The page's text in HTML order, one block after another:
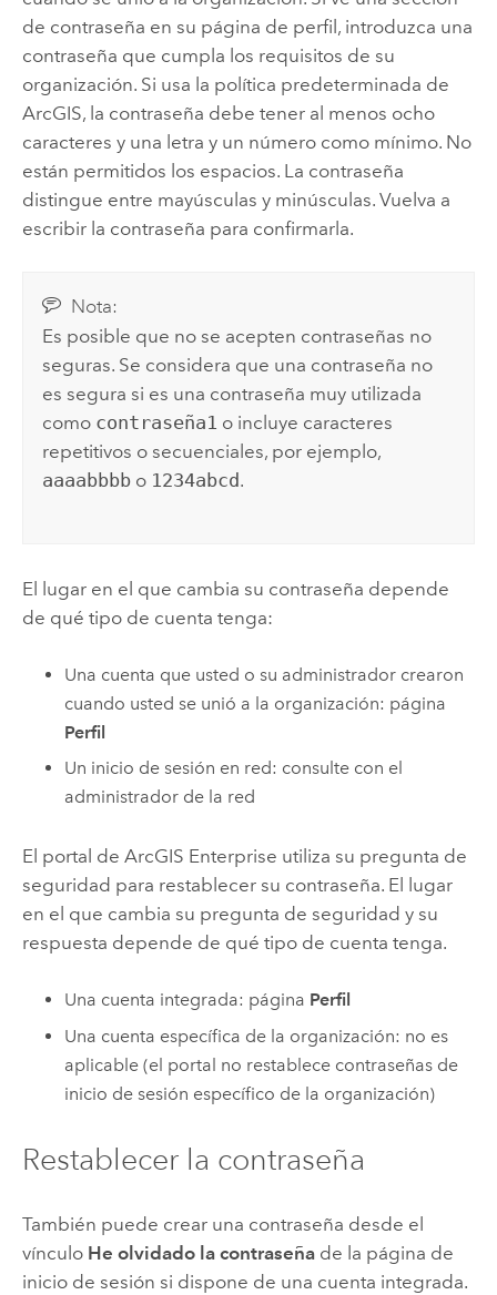
de contraseña en su página de perfil, introduzca una
contraseña que cumpla los requisitos de su
organización. Si usa la política predeterminada de
ArcGIS, la contraseña debe tener al menos ocho
caracteres y una letra y un número como mínimo. No
están permitidos los espacios. La contraseña
distingue entre mayúsculas y minúsculas. Vuelva a
escribir la contraseña para confirmarla.
Nota:
Es posible que no se acepten contraseñas no
seguras. Se considera que una contraseña no
es segura si es una contraseña muy utilizada
como contraseña1 o incluye caracteres
repetitivos o secuenciales, por ejemplo,
aaaabbbb o 1234abcd .
El lugar en el que cambia su contraseña depende
de qué tipo de cuenta tenga:
Una cuenta que usted o su administrador crearon
cuando usted se unió a la organización: página
Perfil
Un inicio de sesión en red: consulte con el
administrador de la red
El portal de ArcGIS Enterprise utiliza su pregunta de
seguridad para restablecer su contraseña. El lugar
en el que cambia su pregunta de seguridad y su
respuesta depende de qué tipo de cuenta tenga.
Una cuenta integrada: página Perfil
Una cuenta específica de la organización: no es
aplicable (el portal no restablece contraseñas de
inicio de sesión específico de la organización)
Restablecer la contraseña
También puede crear una contraseña desde el
vínculo He olvidado la contraseñade la página de
inicio de sesión si dispone de una cuenta integrada.